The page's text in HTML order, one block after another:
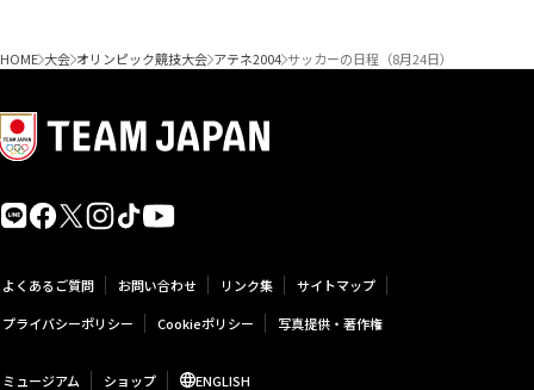
HOME 大会 オリンピック競技大会 アテネ2004 サッカーの日程（8月24日）
よくあるご質問 お問い合わせ リンク集
サイトマップ
プライバシーポリシー
Cookieポリシー 写真提供・著作権
ミュージアム ショップ ENGLISH